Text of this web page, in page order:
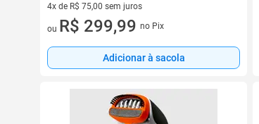
4x de R$ 75,00 sem juros
4 vez de R$ 75,00 sem juros
ou R$ 299,99 no Pix
Adicionar à sacola